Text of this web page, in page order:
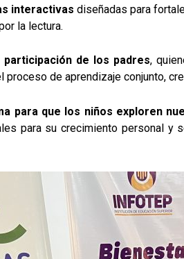
interactivas diseñadas para
la lectura.
participación de los padres,
de aprendizaje conjunto,
para que los niños exploren
para su crecimiento personal y